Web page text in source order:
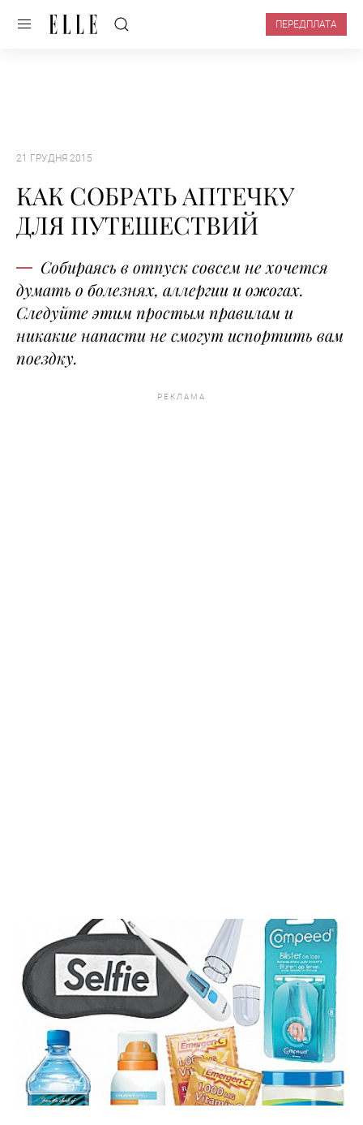
ПЕРЕДПЛАТА
21 ГРУДНЯ 2015
КАК СОБРАТЬ АПТЕЧКУ
ДЛЯ ПУТЕШЕСТВИЙ
Собираясь в отпуск совсем не хочется
думать о болезнях, аллергии и ожогах.
Следуйте этим простым правилам и
никакие напасти не смогут испортить вам
поездку.
РЕКЛАМА